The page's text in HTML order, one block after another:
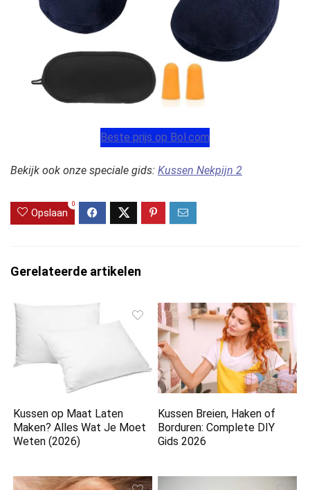
Beste prijs op Bol.com
Bekijk ook onze speciale gids: Kussen Nekpijn 2
Opslaan
0
Gerelateerde artikelen
Kussen op Maat Laten
Maken? Alles Wat Je Moet
Weten (2026)
Kussen Breien, Haken of
Borduren: Complete DIY
Gids 2026